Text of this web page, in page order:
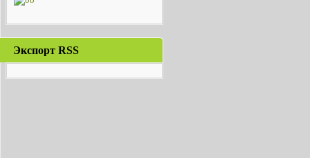
Экспорт RSS